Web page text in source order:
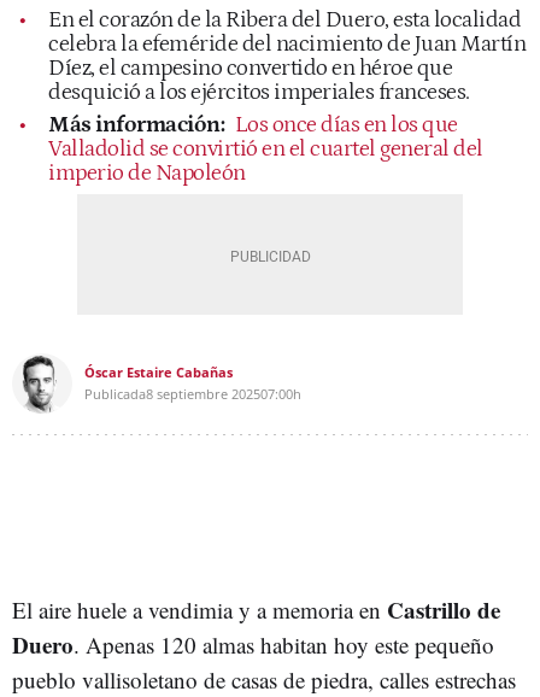
En el corazón de la Ribera del Duero, esta localidad
celebra la efeméride del nacimiento de Juan Martín
Díez, el campesino convertido en héroe que
desquició a los ejércitos imperiales franceses.
Más información: Los once días en los que
Valladolid se convirtió en el cuartel general del
imperio de Napoleón
Óscar Estaire Cabañas
Publicada8 septiembre 202507:00h
El aire huele a vendimia y a memoria en Castrillo de
Duero. Apenas 120 almas habitan hoy este pequeño
pueblo vallisoletano de casas de piedra, calles estrechas